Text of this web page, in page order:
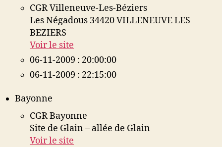
CGR Villeneuve-Les-Béziers
Les Négadous 34420 VILLENEUVE LES
BEZIERS
Voir le site
06-11-2009 : 20:00:00
06-11-2009 : 22:15:00
Bayonne
CGR Bayonne
Site de Glain – allée de Glain
Voir le site